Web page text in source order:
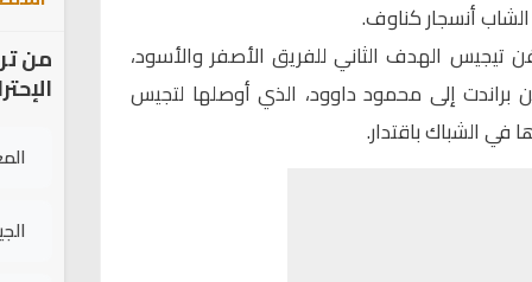
أنسجار كناوف.
الهدف الثاني للفريق الأصفر والأسود،
براندت إلى محمود داوود، الذي أوصلها لتجيس
في الشباك باقتدار.
من